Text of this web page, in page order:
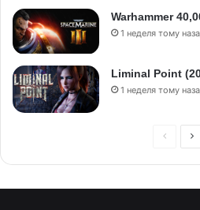
Warhammer
1 неделя тому
Liminal Point
1 неделя тому